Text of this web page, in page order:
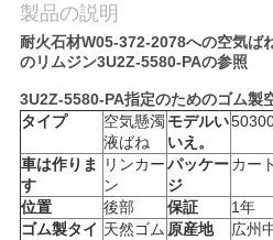
絡
し
な
さ
い
製品の説明
耐火石材W05-372-2078への空気ば
のリムジン3U2Z-5580-PAの参照
3U2Z-5580-PA指定のためのゴム製
タイプ
空気懸濁
液ばね
モデルい
いえ。
車は作りま
す
リンカー
ン
パッケー
ジ
カー
位置 後部 保証
1年
ゴム製タイ 天然ゴム 原産地 広州